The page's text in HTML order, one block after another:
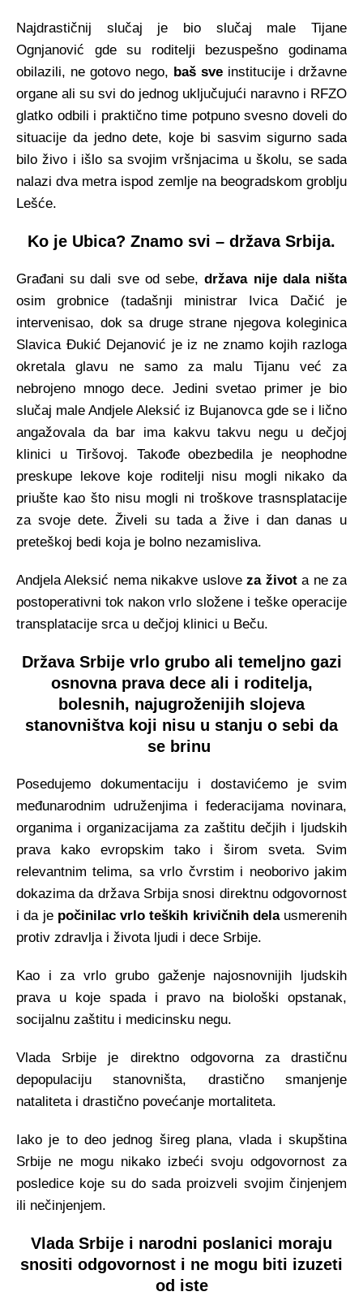
Najdrastičnij slučaj je bio slučaj male Tijane
Ognjanović gde su roditelji bezuspešno godinama
obilazili, ne gotovo nego, baš sve institucije i državne
organe ali su svi do jednog uključujući naravno i RFZO
glatko odbili i praktično time potpuno svesno doveli do
situacije da jedno dete, koje bi sasvim sigurno sada
bilo živo i išlo sa svojim vršnjacima u školu, se sada
nalazi dva metra ispod zemlje na beogradskom groblju
Lešće.
Ko je Ubica? Znamo svi – država Srbija.
Građani su dali sve od sebe,država nije dala ništa
osim grobnice (tadašnji ministrar Ivica Dačić je
intervenisao, dok sa druge strane njegova koleginica
Slavica Đukić Dejanović je iz ne znamo kojih razloga
okretala glavu ne samo za malu Tijanu već za
nebrojeno mnogo dece. Jedini svetao primer je bio
slučaj male Andjele Aleksić iz Bujanovca gde se i lično
angažovala da bar ima kakvu takvu negu u dečjoj
klinici u Tiršovoj. Takođe obezbedila je neophodne
preskupe lekove koje roditelji nisu mogli nikako da
priušte kao što nisu mogli ni troškove trasnsplatacije
za svoje dete. Živeli su tada a žive i dan danas u
preteškoj bedi koja je bolno nezamisliva.
Andjela Aleksić nema nikakve usloveza života ne za
postoperativni tok nakon vrlo složene i teške operacije
transplatacije srca u dečjoj klinici u Beču.
Država Srbije vrlo grubo ali temeljno gazi
osnovna prava dece ali i roditelja,
bolesnih, najugroženijih slojeva
stanovništva koji nisu u stanju o sebi da
se brinu
Posedujemo dokumentaciju i dostavićemo je svim
međunarodnim udruženjima i federacijama novinara,
organima i organizacijama za zaštitu dečjih i ljudskih
prava kako evropskim tako i širom sveta. Svim
relevantnim telima, sa vrlo čvrstim i neoborivo jakim
dokazima da država Srbija snosi direktnu odgovornost
i da je počinilac vrlo teških krivičnih delausmerenih
protiv zdravlja i života ljudi i dece Srbije.
Kao i za vrlo grubo gaženje najosnovnijih ljudskih
prava u koje spada i pravo na biološki opstanak,
socijalnu zaštitu i medicinsku negu.
Vlada Srbije je direktno odgovorna za drastičnu
depopulaciju stanovništa, drastično smanjenje
nataliteta i drastično povećanje mortaliteta.
Iako je to deo jednog šireg plana, vlada i skupština
Srbije ne mogu nikako izbeći svoju odgovornost za
posledice koje su do sada proizveli svojim činjenjem
ili nečinjenjem.
Vlada Srbije i narodni poslanici moraju
snositi odgovornost i ne mogu biti izuzeti
od iste